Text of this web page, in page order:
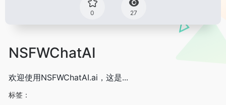
0 27
NSFWChatAI
欢迎使用NSFWChatAI.ai，这是...
标签：